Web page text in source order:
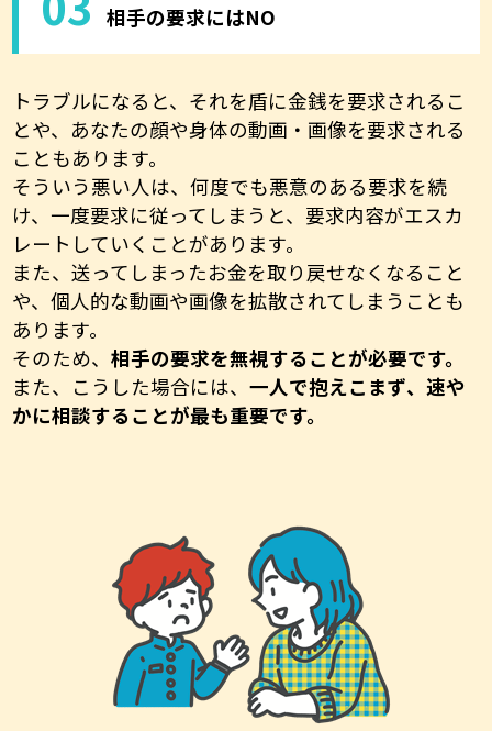
相手の要求にはNO
トラブルになると、それを盾に金銭を要求されるこ
とや、あなたの顔や身体の動画・画像を要求される
こともあります。
そういう悪い人は、何度でも悪意のある要求を続
け、一度要求に従ってしまうと、要求内容がエスカ
レートしていくことがあります。
また、送ってしまったお金を取り戻せなくなること
や、個人的な動画や画像を拡散されてしまうことも
あります。
そのため、相手の要求を無視することが必要です。
また、こうした場合には、一人で抱えこまず、速や
かに相談することが最も重要です。